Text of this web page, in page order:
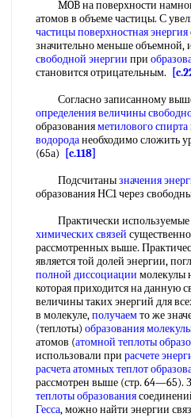
MOB на поверхности
атомов в объеме частицы. С
частицыповерхностная энергия
значительно меньше объемной,
свободной энергии при
становится отрицательным.
Согласно записанному
определения величины
образованияметилового спирта
водороданеобходимо сложить
(65а)
[c.118]
Подсчитанызначения
образования НС1 через
Практически используемые
химических связей
рассмотренных выше.
является той долей энергии,
полной диссоциации молекулы
которая приходится на данную
величины таких энергий для
в молекуле,получаемто же
(теплоты) образования
атомов (атомной теплоты
использовали при расчете
расчетаатомных теплот
рассмотрен выше (стр. 64—65).
теплоты образования
Гесса, можно найти энергии